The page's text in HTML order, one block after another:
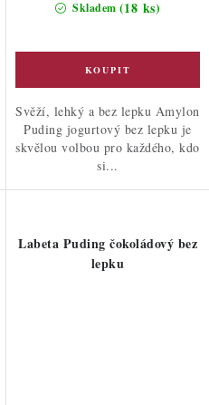
Skladem (18 ks)
Svěží, lehký a bez lepku Amylon
Puding jogurtový bez lepku je
skvělou volbou pro každého, kdo
si...
Labeta Puding čokoládový bez
lepku